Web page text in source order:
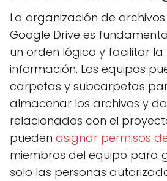
La organización de
Google Drive es
un orden lógico y facilitar
información. Los equipos
carpetas y subcarpetas
almacenar los archivos y
relacionados con el
pueden asignar permisos
miembros del equipo para
solo las personas